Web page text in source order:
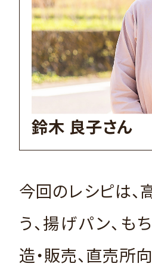
鈴木 良子さん
今回のレシピは、
う、揚げパン、
造・販売、直売所